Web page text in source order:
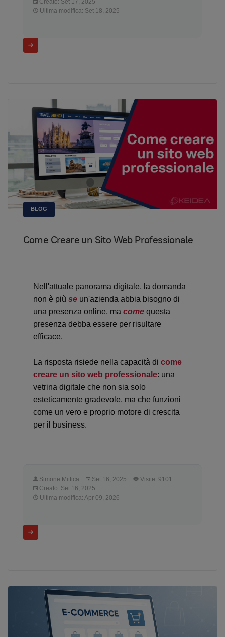
Creato: Set 17, 2025
Ultima modifica: Set 18, 2025
BLOG
Come Creare un Sito Web Professionale
Nell'attuale panorama digitale, la domanda
non è più seun'azienda abbia bisogno di
una presenza online, ma comequesta
presenza debba essere per risultare
efficace.
La risposta risiede nella capacità di come
creare un sito web professionale: una
vetrina digitale che non sia solo
esteticamente gradevole, ma che funzioni
come un vero e proprio motore di crescita
per il business.
Simone Mittica Set 16, 2025
Visite: 9101
Creato: Set 16, 2025
Ultima modifica: Apr 09, 2026